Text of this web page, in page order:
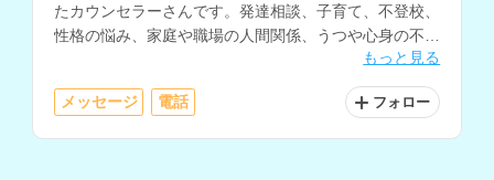
たカウンセラーさんです。発達相談、子育て、不登校、
性格の悩み、家庭や職場の人間関係、うつや心身の不
調、自己理解や生きにくさ等に関する相談を多く経験さ
もっと見る
メッセージ 電話 フォロー